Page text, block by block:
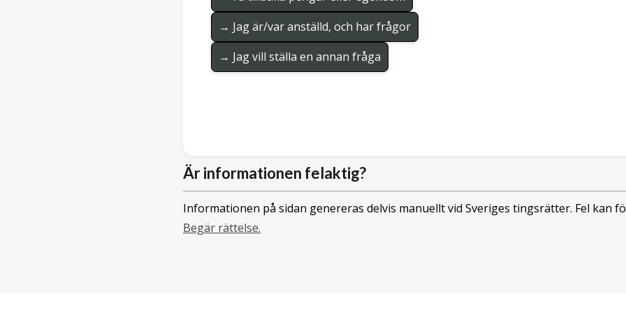
→ Jag är/var anställd, och har frågor
→ Jag vill ställa en annan fråga
Är informationen felaktig?
Informationen på sidan genereras delvis manuellt vid Sveriges tingsrätter. Fel kan
Begär rättelse.